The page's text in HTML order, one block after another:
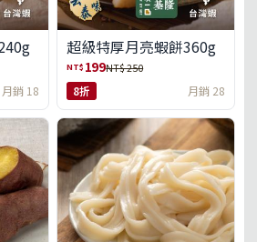
月銷 18
超級特厚月亮蝦餅360g
NT$ 199NT$ 250
8折 月銷 28